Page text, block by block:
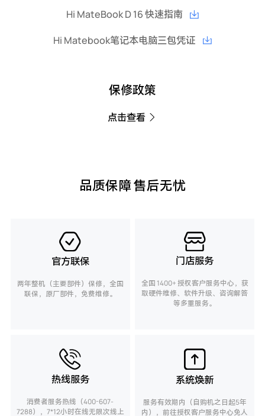
Hi MateBook D 16 快速指南
Hi Matebook笔记本电脑三包凭证
保修政策
点击查看
品质保障 售后无忧
官方联保
两年整机（主要部件）保修，全国
联保，原厂部件，免费维修。
门店服务
全国 1400+ 授权客户服务中心，获
取硬件维修、软件升级、咨询解答
等多重服务。
热线服务
消费者服务热线（400-607-
7288），7*12小时在线无限次线上
系统焕新
服务有效期内（自购机之日起5年
内），前往授权客户服务中心免人